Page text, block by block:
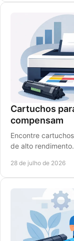
Cartuchos
compensam
Encontre
de alto
28 de julho de 2026